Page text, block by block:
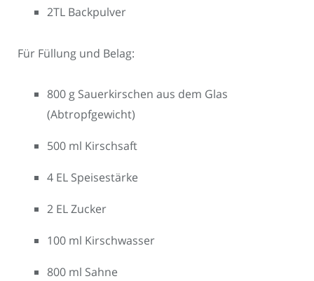
2TL Backpulver
Für Füllung und Belag:
800 g Sauerkirschen aus dem Glas
(Abtropfgewicht)
500 ml Kirschsaft
4 EL Speisestärke
2 EL Zucker
100 ml Kirschwasser
800 ml Sahne